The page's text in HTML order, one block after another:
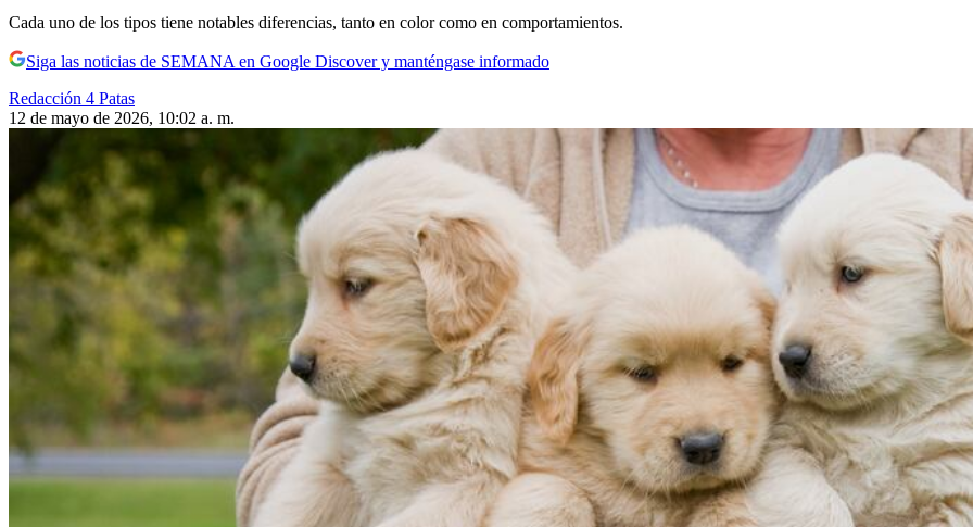
Cada uno de los tipos tiene notables diferencias, tanto en color como en comportamientos.
Siga las noticias de SEMANA en Google Discover y manténgase informado
Redacción 4 Patas
12 de mayo de 2026, 10:02 a. m.